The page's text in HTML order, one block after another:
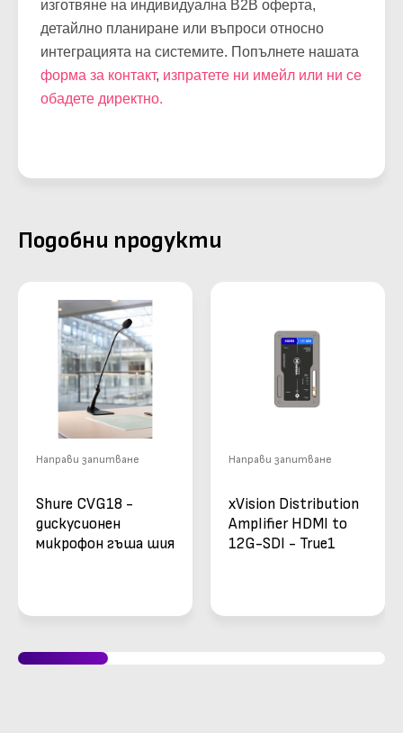
изготвяне на индивидуална B2B оферта,
детайлно планиране или въпроси относно
интеграцията на системите. Попълнете нашата
форма за контакт, изпратете ни имейл или ни се
обадете директно.
Подобни продукти
Направи запитване
Shure CVG18 -
дискусионен
микрофон гъша шия
Направи запитване
xVision Distribution
Amplifier HDMI to
12G-SDI - True1